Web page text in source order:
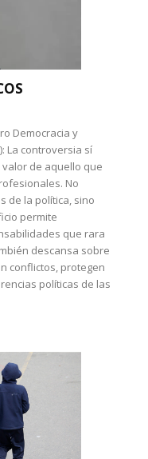
Democracia y
La controversia sí
de aquello que
No
de la política, sino
permite
que rara
descansa sobre
conflictos, protegen
políticas de las